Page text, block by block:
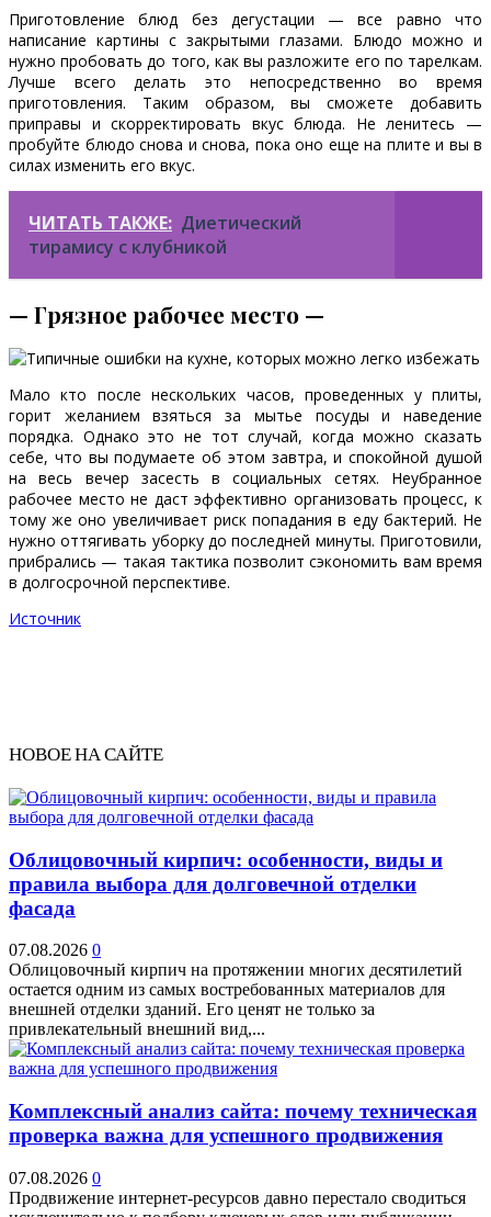
Приготовление блюд без дегустации — все равно что
написание картины с закрытыми глазами. Блюдо можно и
нужно пробовать до того, как вы разложите его по тарелкам.
Лучше всего делать это непосредственно во время
приготовления. Таким образом, вы сможете добавить
приправы и скорректировать вкус блюда. Не ленитесь —
пробуйте блюдо снова и снова, пока оно еще на плите и вы в
силах изменить его вкус.
ЧИТАТЬ ТАКЖЕ: Диетический
тирамису с клубникой
— Грязное рабочее место —
Мало кто после нескольких часов, проведенных у плиты,
горит желанием взяться за мытье посуды и наведение
порядка. Однако это не тот случай, когда можно сказать
себе, что вы подумаете об этом завтра, и спокойной душой
на весь вечер засесть в социальных сетях. Неубранное
рабочее место не даст эффективно организовать процесс, к
тому же оно увеличивает риск попадания в еду бактерий. Не
нужно оттягивать уборку до последней минуты. Приготовили,
прибрались — такая тактика позволит сэкономить вам время
в долгосрочной перспективе.
Источник
НОВОЕ НА САЙТЕ
Облицовочный кирпич: особенности, виды и
правила выбора для долговечной отделки
фасада
07.08.2026 0
Облицовочный кирпич на протяжении многих десятилетий
остается одним из самых востребованных материалов для
внешней отделки зданий. Его ценят не только за
привлекательный внешний вид,...
Комплексный анализ сайта: почему техническая
проверка важна для успешного продвижения
07.08.2026 0
Продвижение интернет-ресурсов давно перестало сводиться